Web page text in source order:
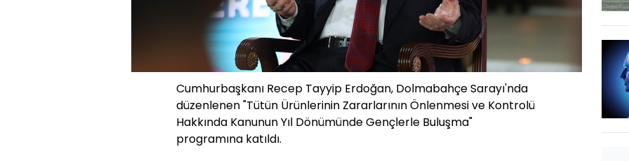
Cumhurbaşkanı Recep Tayyip Erdoğan, Dolmabahçe Sarayı'nda
düzenlenen "Tütün Ürünlerinin Zararlarının Önlenmesi ve Kontrolü
Hakkında Kanunun Yıl Dönümünde Gençlerle Buluşma"
programına katıldı.